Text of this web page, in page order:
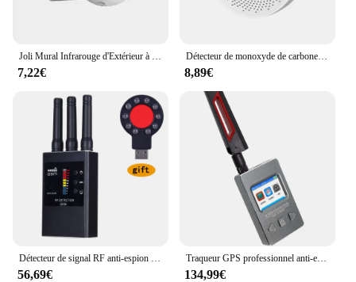
7,22€
Détecteur de monoxyde de carbone autonome, alarme CO avec écran d'affichage, batterie 62CE ignorée pour la maison, la cuisine et le bureau, nouveau
8,89€
56,69€
Traqueur GPS professionnel anti-espion, caméra cachée, mini caméra espion, 101Wiretap, signal sonore, détecteur de revieespion
134,99€